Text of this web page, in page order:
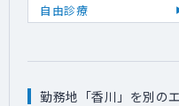
自由診療
勤務地「香川」を別の